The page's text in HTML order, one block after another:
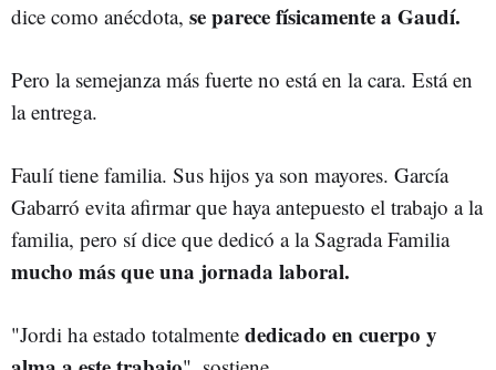
dice como anécdota, se parece físicamente a Gaudí.
Pero la semejanza más fuerte no está en la cara. Está en
la entrega.
Faulí tiene familia. Sus hijos ya son mayores. García
Gabarró evita afirmar que haya antepuesto el trabajo a la
familia, pero sí dice que dedicó a la Sagrada Familia
mucho más que una jornada laboral.
"Jordi ha estado totalmente dedicado en cuerpo y